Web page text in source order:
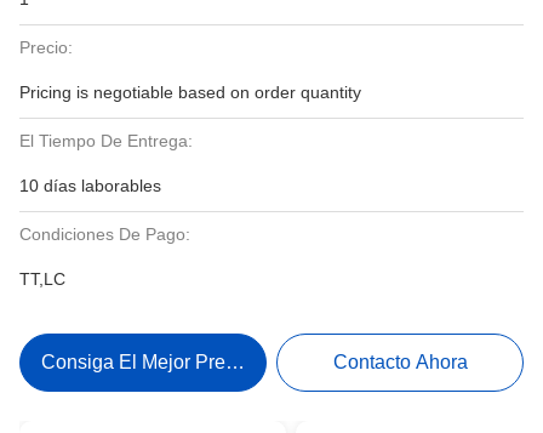
Precio:
Pricing is negotiable based on order quantity
El Tiempo De Entrega:
10 días laborables
Condiciones De Pago:
TT,LC
Consiga El Mejor Precio Contacto Ahora